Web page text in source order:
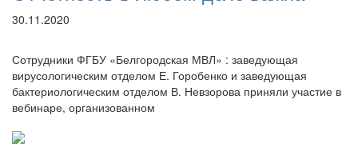
30.11.2020
Сотрудники ФГБУ «Белгородская МВЛ» : заведующая
вирусологическим отделом Е. Горобенко и заведующая
бактериологическим отделом В. Невзорова приняли участие в
вебинаре, организованном